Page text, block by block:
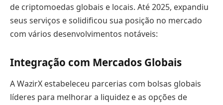
de criptomoedas globais e locais. Até 2025, expandiu
seus serviços e solidificou sua posição no mercado
com vários desenvolvimentos notáveis:
Integração com Mercados Globais
A WazirX estabeleceu parcerias com bolsas globais
líderes para melhorar a liquidez e as opções de